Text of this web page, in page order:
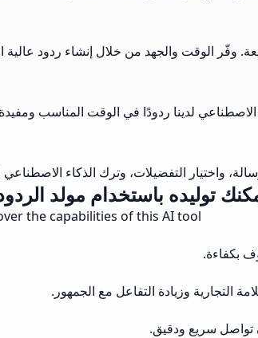
الوقت والجهد من خلال إنشاء ردود عالية
لدينا ردودًا في الوقت المناسب
واختيار التفضيلات، وترك الذكاء الاصطناعي
توليده باستخدام مولد
the capabilities of this AI tool
بكفاءة.
التجارية وزيادة التفاعل مع الجمهور.
تواصل سريع ودقيق.